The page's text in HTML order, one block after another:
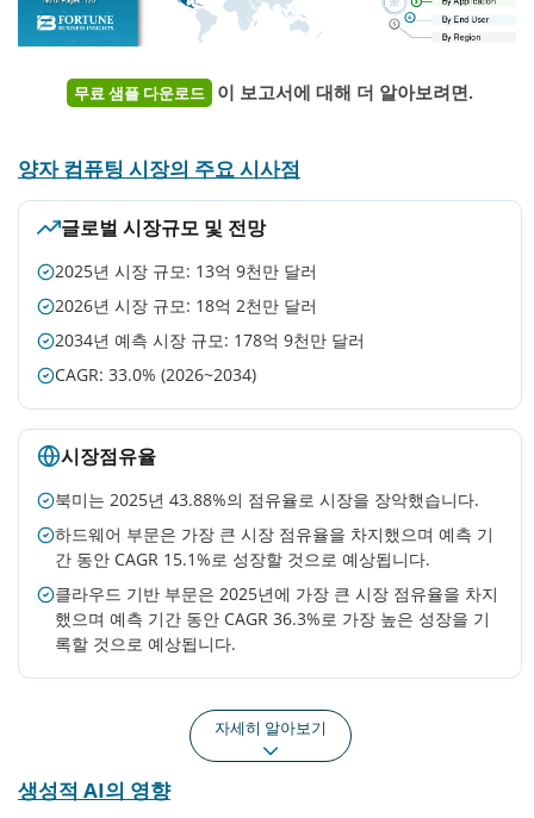
무료 샘플 다운로드 이 보고서에 대해 더 알아보려면.
양자 컴퓨팅 시장의 주요 시사점
글로벌 시장규모 및 전망
2025년 시장 규모: 13억 9천만 달러
2026년 시장 규모: 18억 2천만 달러
2034년 예측 시장 규모: 178억 9천만 달러
CAGR: 33.0% (2026~2034)
시장점유율
북미는 2025년 43.88%의 점유율로 시장을 장악했습니다.
하드웨어 부문은 가장 큰 시장 점유율을 차지했으며 예측 기
간 동안 CAGR 15.1%로 성장할 것으로 예상됩니다.
클라우드 기반 부문은 2025년에 가장 큰 시장 점유율을 차지
했으며 예측 기간 동안 CAGR 36.3%로 가장 높은 성장을 기
록할 것으로 예상됩니다.
아시아 태평양
자세히 알아보기
생성적 AI의 영향